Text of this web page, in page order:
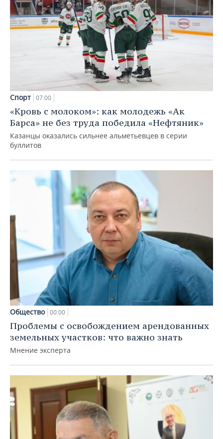
Спорт 07:00
«Кровь с молоком»: как молодежь «Ак
Барса» не без труда победила «Нефтяник»
Казанцы оказались сильнее альметьевцев в серии
буллитов
Общество 00:00
Проблемы с освобождением арендованных
земельных участков: что важно знать
Мнение эксперта